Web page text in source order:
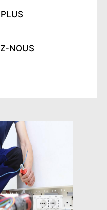
NOUS